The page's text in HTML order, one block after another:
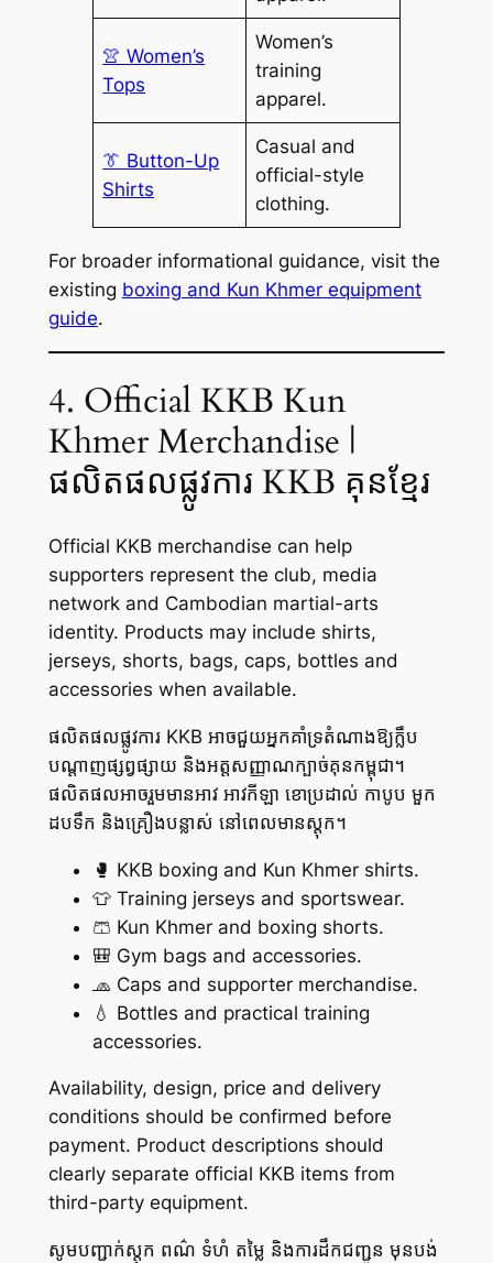
👚 Women’s
Tops
Women’s
training
apparel.
👔 Button-Up
Shirts
Casual and
official-style
clothing.
For broader informational guidance, visit the
existing boxing and Kun Khmer equipment
guide.
4. Official KKB Kun
Khmer Merchandise |
ផលិតផលផ្លូវការ KKB គុនខ្មែរ
Official KKB merchandise can help
supporters represent the club, media
network and Cambodian martial-arts
identity. Products may include shirts,
jerseys, shorts, bags, caps, bottles and
accessories when available.
ផលិតផលផ្លូវការ KKB អាចជួយអ្នកគាំទ្រតំណាងឱ្យក្លឹប
បណ្តាញផ្សព្វផ្សាយ និងអត្តសញ្ញាណក្បាច់គុនកម្ពុជា។
ផលិតផលអាចរួមមានអាវ អាវកីឡា ខោប្រដាល់ កាបូប មួក
ដបទឹក និងគ្រឿងបន្លាស់ នៅពេលមានស្តុក។
🥊 KKB boxing and Kun Khmer shirts.
👕 Training jerseys and sportswear.
🩳 Kun Khmer and boxing shorts.
🎒 Gym bags and accessories.
🧢 Caps and supporter merchandise.
💧 Bottles and practical training
accessories.
Availability, design, price and delivery
conditions should be confirmed before
payment. Product descriptions should
clearly separate official KKB items from
third-party equipment.
សូមបញ្ជាក់ស្តុក ពណ៌ ទំហំ តម្លៃ និងការដឹកជញ្ជូន មុនបង់